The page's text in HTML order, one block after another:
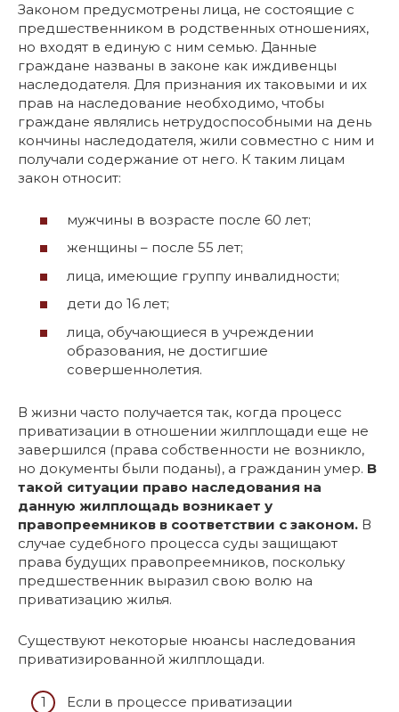
Законом предусмотрены лица, не состоящие с
предшественником в родственных отношениях,
но входят в единую с ним семью. Данные
граждане названы в законе как иждивенцы
наследодателя. Для признания их таковыми и их
прав на наследование необходимо, чтобы
граждане являлись нетрудоспособными на день
кончины наследодателя, жили совместно с ним и
получали содержание от него. К таким лицам
закон относит:
мужчины в возрасте после 60 лет;
женщины – после 55 лет;
лица, имеющие группу инвалидности;
дети до 16 лет;
лица, обучающиеся в учреждении
образования, не достигшие
совершеннолетия.
В жизни часто получается так, когда процесс
приватизации в отношении жилплощади еще не
завершился (права собственности не возникло,
но документы были поданы), а гражданин умер. В
такой ситуации право наследования на
данную жилплощадь возникает у
правопреемников в соответствии с законом. В
случае судебного процесса суды защищают
права будущих правопреемников, поскольку
предшественник выразил свою волю на
приватизацию жилья.
Существуют некоторые нюансы наследования
приватизированной жилплощади.
Если в процессе приватизации